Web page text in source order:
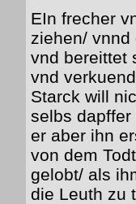
EIn frecher
ziehen/
vnd bereittet
vnd
Starck will
selbs
er aber ihn
von dem
gelobt/ als
die Leuth zu